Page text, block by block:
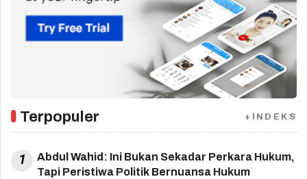
Terpopuler +INDEKS
1
Abdul Wahid: Ini Bukan Sekadar Perkara Hukum,
Tapi Peristiwa Politik Bernuansa Hukum